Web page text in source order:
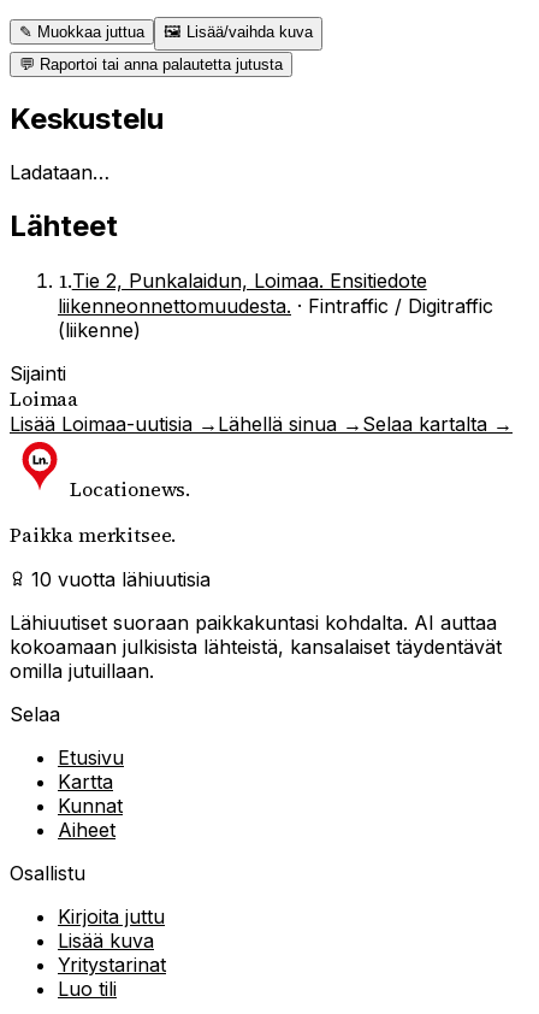
✎ Muokkaa juttua
🖼 Lisää/vaihda kuva
💬 Raportoi tai anna palautetta jutusta
Keskustelu
Ladataan…
Lähteet
1.Tie 2, Punkalaidun, Loimaa. Ensitiedote
liikenneonnettomuudesta. · Fintraffic / Digitraffic
(liikenne)
Sijainti
Loimaa
Lisää Loimaa-uutisia → Lähellä sinua → Selaa kartalta →
Locationews.
Paikka merkitsee.
10 vuotta lähiuutisia
Lähiuutiset suoraan paikkakuntasi kohdalta. AI auttaa
kokoamaan julkisista lähteistä, kansalaiset täydentävät
omilla jutuillaan.
Selaa
Etusivu
Kartta
Kunnat
Aiheet
Osallistu
Kirjoita juttu
Lisää kuva
Yritystarinat
Luo tili